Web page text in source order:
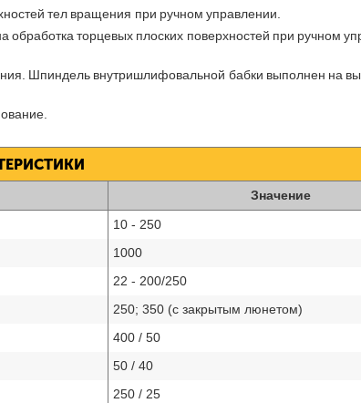
тел вращения при ручном управлении.
торцевых плоских поверхностей при ручном
Шпиндель внутришлифовальной бабки выполнен на
Значение
10 - 250
1000
22 - 200/250
250; 350 (с закрытым люнетом)
400 / 50
50 / 40
250 / 25